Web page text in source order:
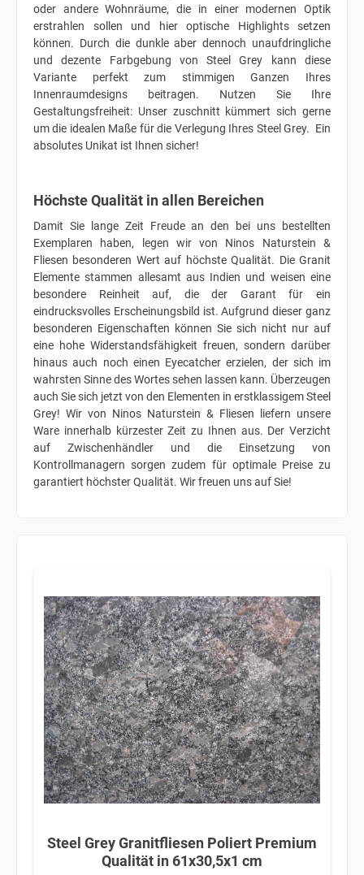
oder andere Wohnräume, die in einer modernen Optik
erstrahlen sollen und hier optische Highlights setzen
können. Durch die dunkle aber dennoch unaufdringliche
und dezente Farbgebung von Steel Grey kann diese
Variante perfekt zum stimmigen Ganzen Ihres
Innenraumdesigns beitragen. Nutzen Sie Ihre
Gestaltungsfreiheit: Unser zuschnitt kümmert sich gerne
um die idealen Maße für die Verlegung Ihres Steel Grey. Ein
absolutes Unikat ist Ihnen sicher!
Höchste Qualität in allen Bereichen
Damit Sie lange Zeit Freude an den bei uns bestellten
Exemplaren haben, legen wir von Ninos Naturstein &
Fliesen besonderen Wert auf höchste Qualität. Die Granit
Elemente stammen allesamt aus Indien und weisen eine
besondere Reinheit auf, die der Garant für ein
eindrucksvolles Erscheinungsbild ist. Aufgrund dieser ganz
besonderen Eigenschaften können Sie sich nicht nur auf
eine hohe Widerstandsfähigkeit freuen, sondern darüber
hinaus auch noch einen Eyecatcher erzielen, der sich im
wahrsten Sinne des Wortes sehen lassen kann. Überzeugen
auch Sie sich jetzt von den Elementen in erstklassigem Steel
Grey! Wir von Ninos Naturstein & Fliesen liefern unsere
Ware innerhalb kürzester Zeit zu Ihnen aus. Der Verzicht
auf Zwischenhändler und die Einsetzung von
Kontrollmanagern sorgen zudem für optimale Preise zu
garantiert höchster Qualität. Wir freuen uns auf Sie!
Steel Grey Granitfliesen Poliert Premium
Qualität in 61x30,5x1 cm